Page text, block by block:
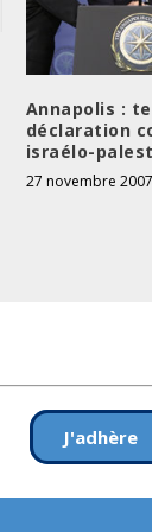
Annapolis :
déclaration
israélo-
27 novembre 2007
J'adhère